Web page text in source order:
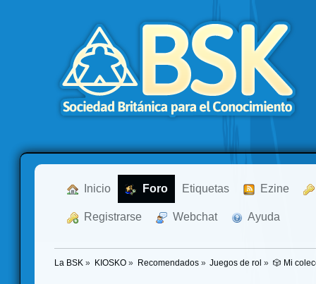
Inicio Foro Etiquetas Ezine
Registrarse Webchat Ayuda
La BSK » KIOSKO» Recomendados» Juegos de rol » 🎲 Mi